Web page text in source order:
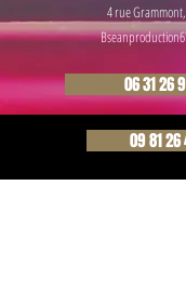
4 rue
06 31 26
09 81 26